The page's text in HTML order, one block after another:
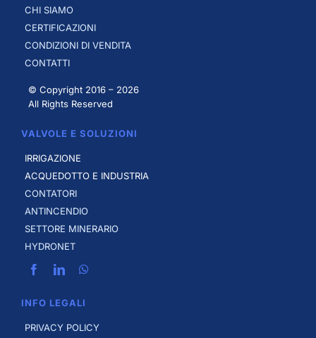
CHI SIAMO
CERTIFICAZIONI
CONDIZIONI DI VENDITA
CONTATTI
© Copyright 2016 – 2026
All Rights Reserved
VALVOLE E SOLUZIONI
IRRIGAZIONE
ACQUEDOTTO E INDUSTRIA
CONTATORI
ANTINCENDIO
SETTORE MINERARIO
HYDRONET
INFO LEGALI
PRIVACY POLICY